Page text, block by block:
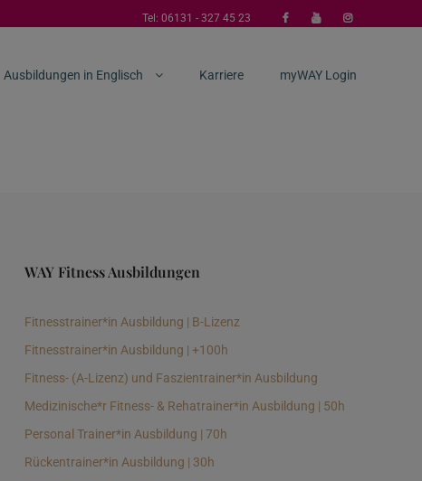
Tel: 06131 - 327 45 23
Ausbildungen in Englisch Karriere myWAY Login
WAY Fitness Ausbildungen
Fitnesstrainer*in Ausbildung | B-Lizenz
Fitnesstrainer*in Ausbildung | +100h
Fitness- (A-Lizenz) und Faszientrainer*in Ausbildung
Medizinische*r Fitness- & Rehatrainer*in Ausbildung | 50h
Personal Trainer*in Ausbildung | 70h
Rückentrainer*in Ausbildung | 30h